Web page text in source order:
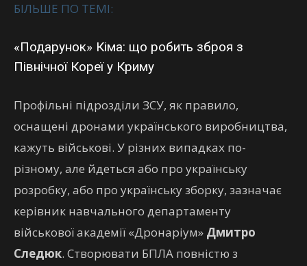
БІЛЬШЕ ПО ТЕМІ:
«Подарунок» Кіма: що робить зброя з
Північної Кореї у Криму
Профільні підрозділи ЗСУ, як правило,
оснащені дронами українського виробництва,
кажуть військові. У різних випадках по-
різному, але йдеться або про українську
розробку, або про українську зборку, зазначає
керівник навчального департаменту
військової академії «Дронаріум» Дмитро
Следюк. Створювати БПЛА повністю з